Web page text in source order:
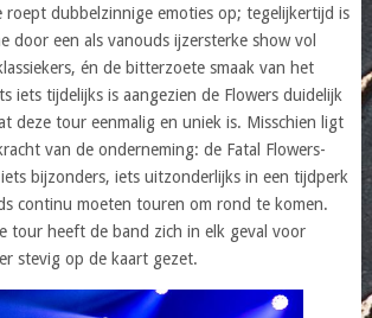
roept dubbelzinnige emoties op; tegelijkertijd is
door een als vanouds ijzersterke show vol
én de bitterzoete smaak van het
iets tijdelijks is aangezien de Flowers duidelijk
deze tour eenmalig en uniek is. Misschien ligt
van de onderneming: de Fatal Flowers-
bijzonders, iets uitzonderlijks in een tijdperk
continu moeten touren om rond te komen.
tour heeft de band zich in elk geval voor
stevig op de kaart gezet.